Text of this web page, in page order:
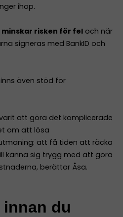
ihop.
risken för fel och när
signeras med BankID och
även stöd för
att göra det komplicerade
om att lösa
att få tiden att räcka
känna sig trygg med att göra
berättar Åsa.
du